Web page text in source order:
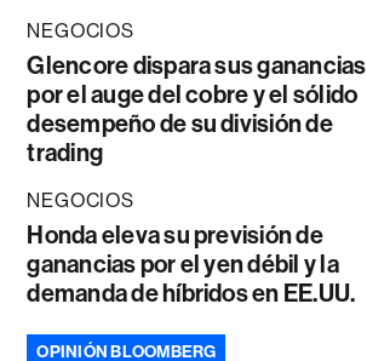
NEGOCIOS
Glencore dispara sus ganancias
por el auge del cobre y el sólido
desempeño de su división de
trading
NEGOCIOS
Honda eleva su previsión de
ganancias por el yen débil y la
demanda de híbridos en EE.UU.
OPINIÓN BLOOMBERG